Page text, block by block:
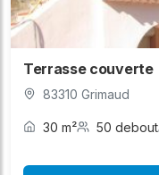
Terrasse couverte
83310 Grimaud
30 m² 50 debout